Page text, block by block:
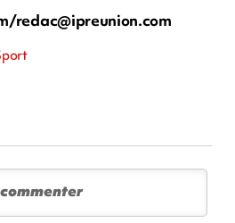
redac@ipreunion.com